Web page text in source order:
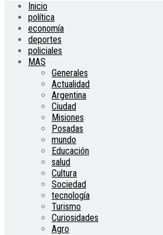
Inicio
política
economía
deportes
policiales
MAS
Generales
Actualidad
Argentina
Ciudad
Misiones
Posadas
mundo
Educación
salud
Cultura
Sociedad
tecnología
Turismo
Curiosidades
Agro